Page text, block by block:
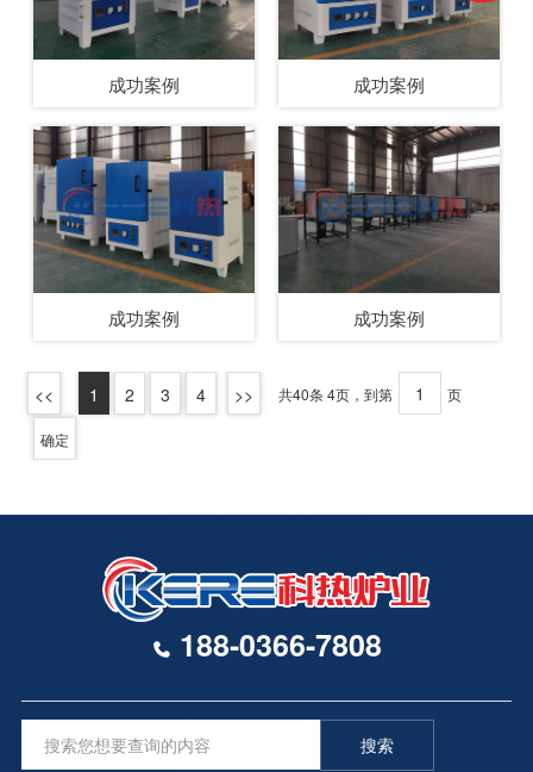
成功案例 成功案例
成功案例 成功案例
1 2 3 4 共40条 4页，到第 页
确定
188-0366-7808
搜索